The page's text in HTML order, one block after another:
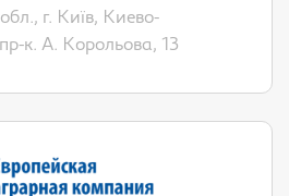
г. Київ, Киево-
к. А. Корольова, 13